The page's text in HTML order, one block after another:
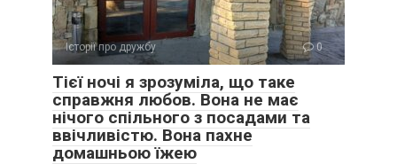
Історії про дружбу 0
Тієї ночі я зрозуміла, що таке
справжня любов. Вона не має
нічого спільного з посадами та
ввічливістю. Вона пахне
домашньою їжею